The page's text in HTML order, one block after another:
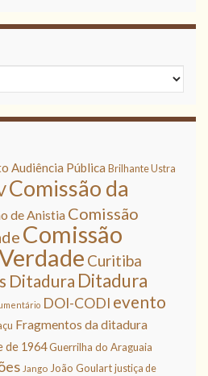
Audiência Pública Brilhante Ustra
Comissão da
de Anistia Comissão
Comissão
Curitiba
Ditadura Ditadura
DOI-CODI evento
Fragmentos da ditadura
de 1964Guerrilha do Araguaia
Jango João Goulart justiça de